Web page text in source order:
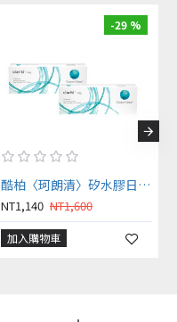
-29 %
酷柏〈珂朗清〉矽水膠日拋隱形眼鏡【30片裝】2盒
NT1,140 NT1,600
加入購物車